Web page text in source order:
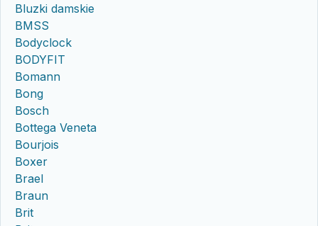
Bluzki damskie
BMSS
Bodyclock
BODYFIT
Bomann
Bong
Bosch
Bottega Veneta
Bourjois
Boxer
Brael
Braun
Brit